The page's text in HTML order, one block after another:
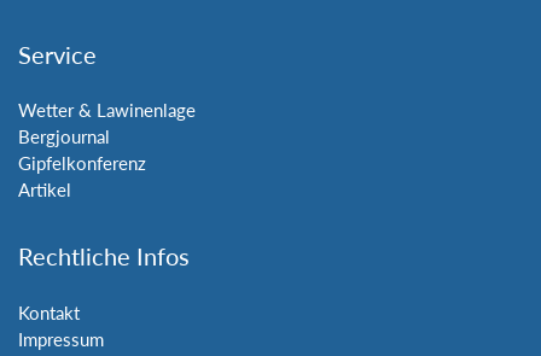
Service
Wetter & Lawinenlage
Bergjournal
Gipfelkonferenz
Artikel
Rechtliche Infos
Kontakt
Impressum